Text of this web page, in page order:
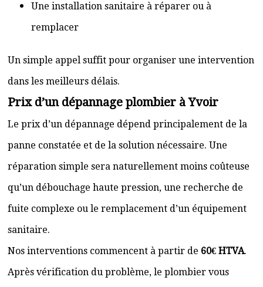
Une installation sanitaire à réparer ou à
remplacer
Un simple appel suffit pour organiser une intervention
dans les meilleurs délais.
Prix d’un dépannage plombier à Yvoir
Le prix d’un dépannage dépend principalement de la
panne constatée et de la solution nécessaire. Une
réparation simple sera naturellement moins coûteuse
qu’un débouchage haute pression, une recherche de
fuite complexe ou le remplacement d’un équipement
sanitaire.
Nos interventions commencent à partir de 60€ HTVA.
Après vérification du problème, le plombier vous